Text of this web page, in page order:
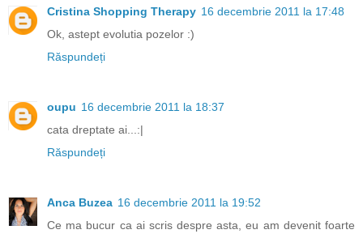
Cristina Shopping Therapy 16 decembrie 2011 la 17:48
Ok, astept evolutia pozelor :)
Răspundeți
oupu 16 decembrie 2011 la 18:37
cata dreptate ai...:|
Răspundeți
Anca Buzea 16 decembrie 2011 la 19:52
Ce ma bucur ca ai scris despre asta, eu am devenit foarte